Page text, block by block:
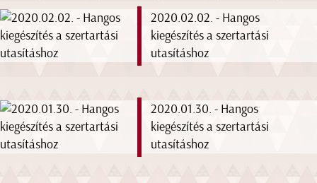
2020.02.02. - Hangos
kiegészítés a szertartási
utasításhoz
2020.01.30. - Hangos
kiegészítés a szertartási
utasításhoz